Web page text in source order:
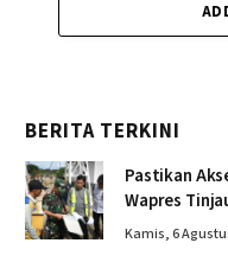
BERITA TERKINI
Pastikan
Wapres
Kendawi
Kamis, 6